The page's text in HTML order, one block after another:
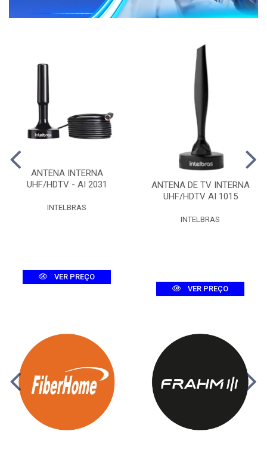
ANTENA INTERNA
UHF/HDTV - AI 2031
INTELBRAS
VER PREÇO
ANTENA DE TV INTERNA
UHF/HDTV AI 1015
INTELBRAS
VER PREÇO